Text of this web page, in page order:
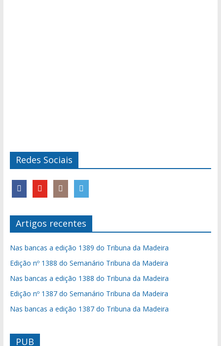
Redes Sociais
Artigos recentes
Nas bancas a edição 1389 do Tribuna da Madeira
Edição nº 1388 do Semanário Tribuna da Madeira
Nas bancas a edição 1388 do Tribuna da Madeira
Edição nº 1387 do Semanário Tribuna da Madeira
Nas bancas a edição 1387 do Tribuna da Madeira
PUB